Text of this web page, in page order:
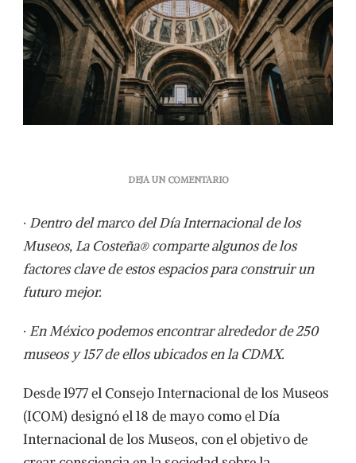
DEJA UN COMENTARIOEN
VALORES,
GASTRONOMÍA
Y
DIVERSIÓN
LUGAR
· Dentro del marco del Día Internacional de los
Museos, La Costeña® comparte algunos de los
factores clave de estos espacios para construir un
futuro mejor.
· En México podemos encontrar alrededor de 250
museos y 157 de ellos ubicados en la CDMX.
Desde 1977 el Consejo Internacional de los Museos
(ICOM) designó el 18 de mayo como el Día
Internacional de los Museos, con el objetivo de